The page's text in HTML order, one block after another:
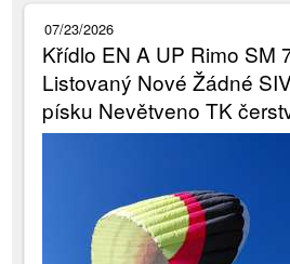
07/23/2026
Křídlo EN A UP Rimo SM
Listovaný Nové Žádné
písku Nevětveno TK